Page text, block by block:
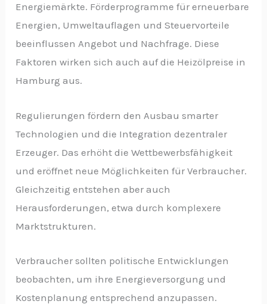
Energiemärkte. Förderprogramme für erneuerbare
Energien, Umweltauflagen und Steuervorteile
beeinflussen Angebot und Nachfrage. Diese
Faktoren wirken sich auch auf die Heizölpreise in
Hamburg aus.
Regulierungen fördern den Ausbau smarter
Technologien und die Integration dezentraler
Erzeuger. Das erhöht die Wettbewerbsfähigkeit
und eröffnet neue Möglichkeiten für Verbraucher.
Gleichzeitig entstehen aber auch
Herausforderungen, etwa durch komplexere
Marktstrukturen.
Verbraucher sollten politische Entwicklungen
beobachten, um ihre Energieversorgung und
Kostenplanung entsprechend anzupassen.